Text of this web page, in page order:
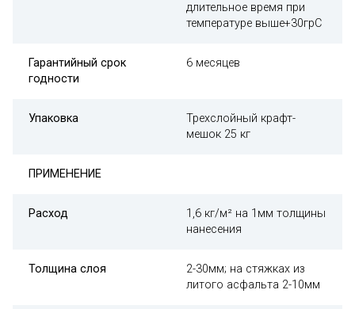
длительное время при
температуре выше+30грC
Гарантийный срок
годности
6 месяцев
Упаковка
Трехслойный крафт-
мешок 25 кг
ПРИМЕНЕНИЕ
Расход
1,6 кг/м² на 1мм толщины
нанесения
Толщина слоя
2-30мм; на стяжках из
литого асфальта 2-10мм